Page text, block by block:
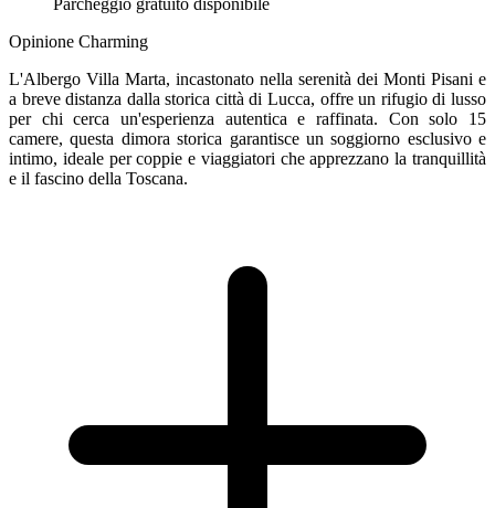
Parcheggio gratuito disponibile
Opinione Charming
L'Albergo Villa Marta, incastonato nella serenità dei Monti Pisani e
a breve distanza dalla storica città di Lucca, offre un rifugio di lusso
per chi cerca un'esperienza autentica e raffinata. Con solo 15
camere, questa dimora storica garantisce un soggiorno esclusivo e
intimo, ideale per coppie e viaggiatori che apprezzano la tranquillità
e il fascino della Toscana.